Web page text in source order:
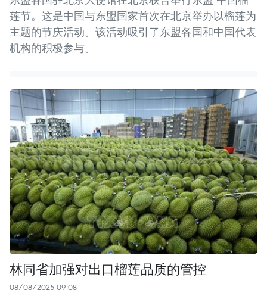
莲节。这是中国与东盟国家首次在北京举办以榴莲为
主题的节庆活动。该活动吸引了东盟各国和中国代表
机构的积极参与。
林同省加强对出口榴莲品质的管控
08/08/2025 09:08